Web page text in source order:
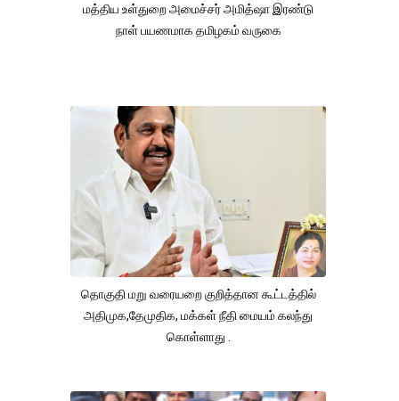
மத்திய உள்துறை அமைச்சர் அமித்ஷா இரண்டு
நாள் பயணமாக தமிழகம் வருகை
தொகுதி மறு வரையறை குறித்தான கூட்டத்தில்
அதிமுக,தேமுதிக, மக்கள் நீதி மையம் கலந்து
கொள்ளாது .